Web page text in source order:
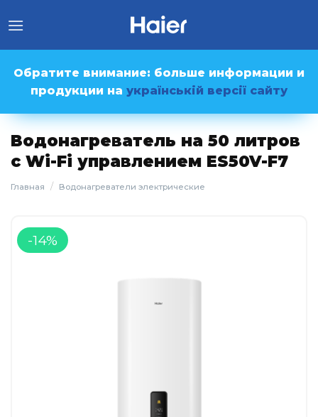
to
Обратите внимание: больше информации и
продукции на українській версії сайту
Водонагреватель на 50 литров
с Wi-Fi управлением ES50V-F7
Главная / Водонагреватели электрические
-14%